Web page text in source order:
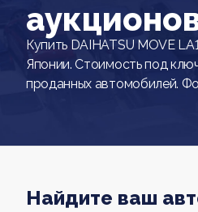
Купить DAIHATSU MOVE
Японии. Стоимость под
проданных автомобилей.
Найдите ваш